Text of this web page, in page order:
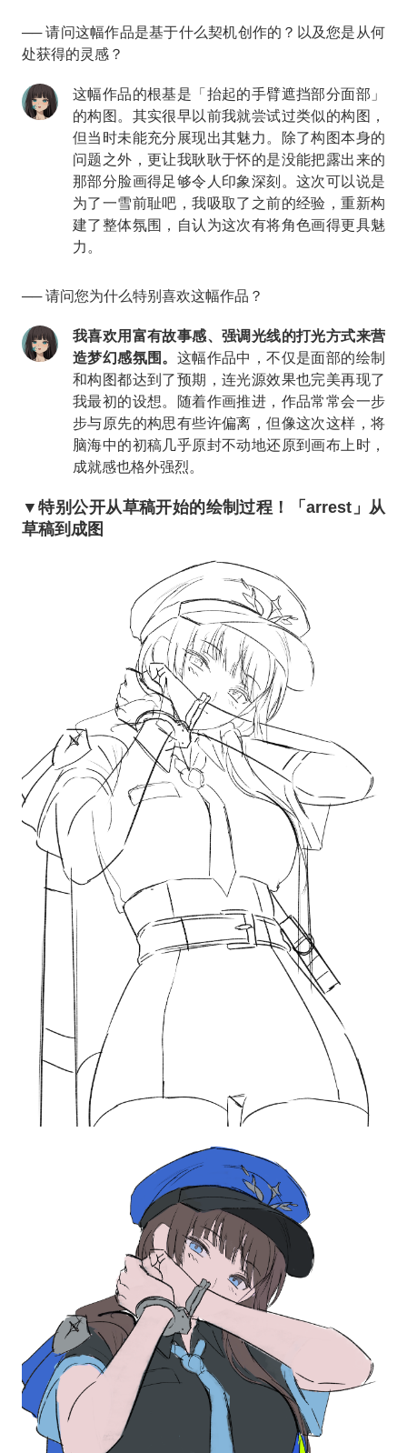
── 请问这幅作品是基于什么契机创作的？以及您是从何
处获得的灵感？
这幅作品的根基是「抬起的手臂遮挡部分面部」
的构图。其实很早以前我就尝试过类似的构图，
但当时未能充分展现出其魅力。除了构图本身的
问题之外，更让我耿耿于怀的是没能把露出来的
那部分脸画得足够令人印象深刻。这次可以说是
为了一雪前耻吧，我吸取了之前的经验，重新构
建了整体氛围，自认为这次有将角色画得更具魅
力。
── 请问您为什么特别喜欢这幅作品？
我喜欢用富有故事感、强调光线的打光方式来营
造梦幻感氛围。 这幅作品中，不仅是面部的绘制
和构图都达到了预期，连光源效果也完美再现了
我最初的设想。随着作画推进，作品常常会一步
步与原先的构思有些许偏离，但像这次这样，将
脑海中的初稿几乎原封不动地还原到画布上时，
成就感也格外强烈。
▼特别公开从草稿开始的绘制过程！「arrest」从
草稿到成图